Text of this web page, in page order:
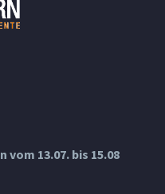
13.07. bis 15.08